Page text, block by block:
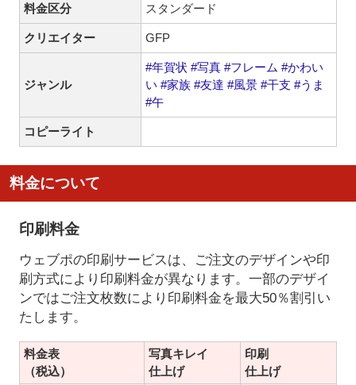
料金区分 スタンダード
クリエイター GFP
ジャンル
#年賀状 #写真 #フレーム #かわい
い #家族 #友達 #風景 #干支 #うま
#午
コピーライト
料金について
印刷料金
ウェブポの印刷サービスは、ご注文のデザインや印
刷方式により印刷料金が異なります。一部のデザイ
ンではご注文枚数により印刷料金を最大50％割引い
たします。
料金表
（税込）
写真キレイ
仕上げ
印刷
仕上げ